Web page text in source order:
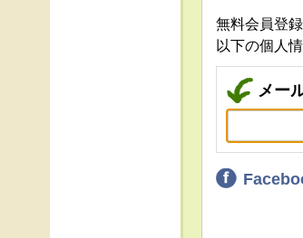
無料会員登
以下の個人
メー